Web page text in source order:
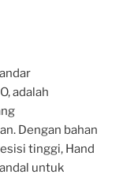
adalah
Dengan bahan
tinggi, Hand
untuk